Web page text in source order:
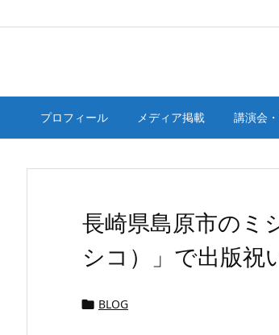
プロフィール メディア掲載 講演会
長崎県島原市のミ
シコ）」で出版祝
 BLOG